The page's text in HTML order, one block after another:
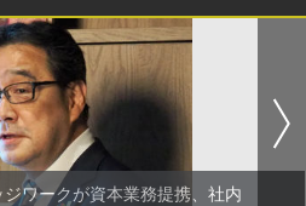
ワークが資本業務提携、社内